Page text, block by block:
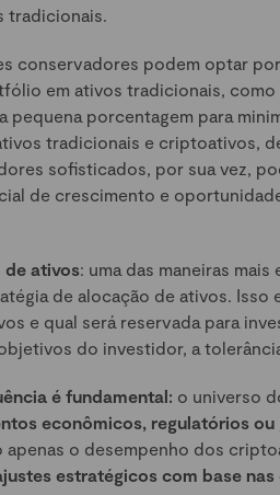
tradicionais.
conservadores podem optar
em ativos tradicionais, como
pequena porcentagem para
tradicionais e criptoativos,
sofisticados, por sua vez,
de crescimento e
de ativos: uma das maneiras
de alocação de ativos.
e qual será reservada para
do investidor, a
é fundamental: o universo
econômicos, regulatórios
o desempenho dos
estratégicos com base